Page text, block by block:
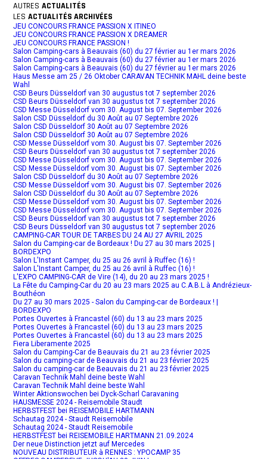
AUTRESACTUALITÉS
LESACTUALITÉS ARCHIVÉES
JEU CONCOURS FRANCE PASSION X ITINEO
JEU CONCOURS FRANCE PASSION X DREAMER
JEU CONCOURS FRANCE PASSION !
Salon Camping-cars à Beauvais (60) du 27 février au 1er mars 2026
Salon Camping-cars à Beauvais (60) du 27 février au 1er mars 2026
Salon Camping-cars à Beauvais (60) du 27 février au 1er mars 2026
Haus Messe am 25 / 26 Oktober CARAVAN TECHNIK MAHL deine beste
Wahl
CSD Beurs Düsseldorf van 30 augustus tot 7 september 2026
CSD Beurs Düsseldorf van 30 augustus tot 7 september 2026
CSD Messe Düsseldorf vom 30. August bis 07. September 2026
Salon CSD Düsseldorf du 30 Août au 07 Septembre 2026
Salon CSD Düsseldorf 30 Août au 07 Septembre 2026
Salon CSD Düsseldorf 30 Août au 07 Septembre 2026
CSD Messe Düsseldorf vom 30. August bis 07. September 2026
CSD Beurs Düsseldorf van 30 augustus tot 7 september 2026
CSD Messe Düsseldorf vom 30. August bis 07. September 2026
CSD Messe Düsseldorf vom 30. August bis 07. September 2026
Salon CSD Düsseldorf du 30 Août au 07 Septembre 2026
CSD Messe Düsseldorf vom 30. August bis 07. September 2026
Salon CSD Düsseldorf du 30 Août au 07 Septembre 2026
CSD Messe Düsseldorf vom 30. August bis 07. September 2026
CSD Messe Düsseldorf vom 30. August bis 07. September 2026
CSD Beurs Düsseldorf van 30 augustus tot 7 september 2026
CSD Beurs Düsseldorf van 30 augustus tot 7 september 2026
CAMPING-CAR TOUR DE TARBES DU 24 AU 27 AVRIL 2025
Salon du Camping-car de Bordeaux ! Du 27 au 30 mars 2025 |
BORDEXPO
Salon L'Instant Camper, du 25 au 26 avril à Ruffec (16) !
Salon L'Instant Camper, du 25 au 26 avril à Ruffec (16) !
L'EXPO CAMPING-CAR de Vire (14), du 20 au 23 mars 2025 !
La Fête du Camping-Car du 20 au 23 mars 2025 au C.A.B.L à Andrézieux-
Bouthéon
Du 27 au 30 mars 2025 - Salon du Camping-car de Bordeaux ! |
BORDEXPO
Portes Ouvertes à Francastel (60) du 13 au 23 mars 2025
Portes Ouvertes à Francastel (60) du 13 au 23 mars 2025
Portes Ouvertes à Francastel (60) du 13 au 23 mars 2025
Fiera Liberamente 2025
Salon du Camping-Car de Beauvais du 21 au 23 février 2025
Salon du camping-car de Beauvais du 21 au 23 février 2025
Salon du camping-car de Beauvais du 21 au 23 février 2025
Caravan Technik Mahl deine beste Wahl
Caravan Technik Mahl deine beste Wahl
Winter Aktionswochen bei Dyck-Scharl Caravaning
HAUSMESSE 2024 - Reisemobile Staudt
HERBSTFEST bei REISEMOBILE HARTMANN
Schautag 2024 - Staudt Reisemobile
Schautag 2024 - Staudt Reisemobile
HERBSTFEST bei REISEMOBILE HARTMANN 21.09.2024
Der neue Distinction jetzt auf Mercedes
NOUVEAU DISTRIBUTEUR à RENNES : YPOCAMP 35